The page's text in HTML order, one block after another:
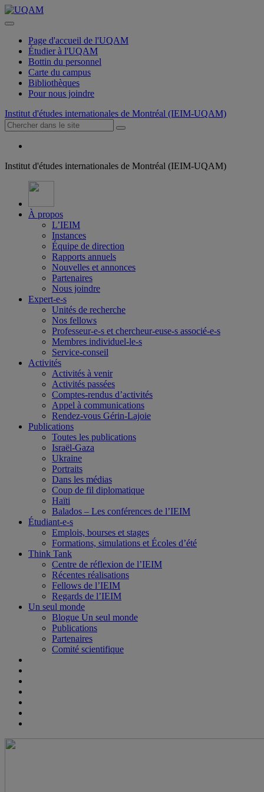
Page d'accueil de l'UQAM
Étudier à l'UQAM
Bottin du personnel
Carte du campus
Bibliothèques
Pour nous joindre
Institut d'études internationales de Montréal (IEIM-UQAM)
Institut d'études internationales de Montréal (IEIM-UQAM)
À propos
L’IEIM
Instances
Équipe de direction
Rapports annuels
Nouvelles et annonces
Partenaires
Nous joindre
Expert-e-s
Unités de recherche
Nos fellows
Professeur-e-s et chercheur-euse-s associé-e-s
Membres individuel-le-s
Service-conseil
Activités
Activités à venir
Activités passées
Comptes-rendus d’activités
Appel à communications
Rendez-vous Gérin-Lajoie
Publications
Toutes les publications
Israël-Gaza
Ukraine
Portraits
Dans les médias
Coup de fil diplomatique
Haïti
Balados – Les conférences de l’IEIM
Étudiant-e-s
Emplois, bourses et stages
Formations, simulations et Écoles d’été
Think Tank
Centre de réflexion de l’IEIM
Récentes réalisations
Fellows de l’IEIM
Regards de l’IEIM
Un seul monde
Blogue Un seul monde
Publications
Partenaires
Comité scientifique